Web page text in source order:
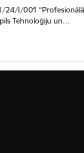
I/001
Tehnoloģiju un…